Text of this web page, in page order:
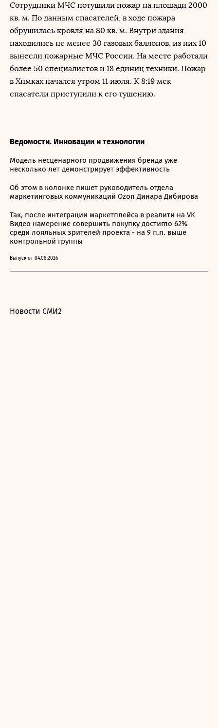
Сотрудники МЧС потушили пожар на площади 2000
кв. м. По данным спасателей, в ходе пожара
обрушилась кровля на 80 кв. м. Внутри здания
находились не менее 30 газовых баллонов, из них 10
вынесли пожарные МЧС России. На месте работали
более 50 специалистов и 18 единиц техники. Пожар
в Химках начался утром 11 июля. К 8:19 мск
спасатели приступили к его тушению.
Ведомости. Инновации и технологии
Модель несценарного продвижения бренда уже
несколько лет демонстрирует эффективность
Об этом в колонке пишет руководитель отдела
маркетинговых коммуникаций Ozon Динара Дибирова
Так, после интеграции маркетплейса в реалити на VK
Видео намерение совершить покупку достигло 62%
среди лояльных зрителей проекта - на 9 п.п. выше
контрольной группы
Выпуск от 04.08.2026
Новости СМИ2